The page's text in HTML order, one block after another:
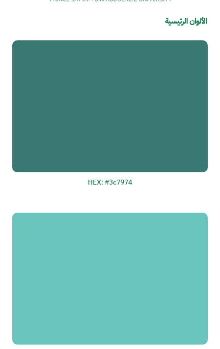
الألوان الرئيسية
الصورة
HEX: #3c7974
الصورة